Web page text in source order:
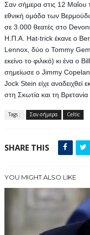
Σαν σήμερα στις 12 Μαΐου
εθνική ομάδα των
σε 3.000 θεατές στο
Η.Π.Α. Hat-trick έκανε ο
Lennox, δύο ο Tommy
εκείνο το φιλικό) κι ένα
σημείωσε ο Jimmy
Jock Stein είχε αναδειχθεί
στη Σκωτία και τη
Tags : Σαν σήμερα Celtic
SHARE THIS
YOU MIGHT ALSO LIKE